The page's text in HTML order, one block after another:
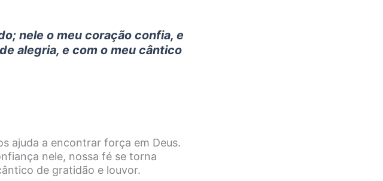
nele o meu coração confia, e
alegria, e com o meu cântico
ajuda a encontrar força em Deus.
nele, nossa fé se torna
de gratidão e louvor.